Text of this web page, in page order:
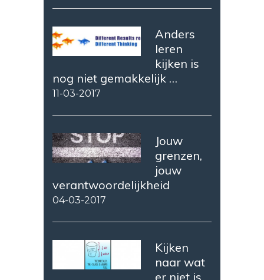
Anders
leren
kijken is
nog niet gemakkelijk …
11-03-2017
Jouw
grenzen,
jouw
verantwoordelijkheid
04-03-2017
Kijken
naar wat
er niet is